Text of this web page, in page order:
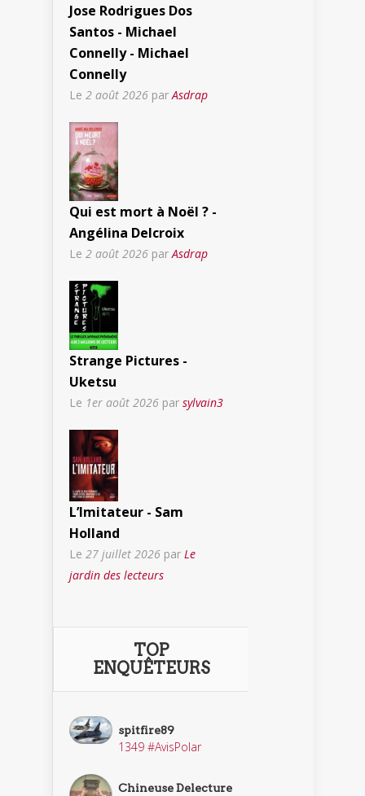
Jose Rodrigues Dos
Santos - Michael
Connelly - Michael
Connelly
Le 2 août 2026 parAsdrap
Qui est mort à Noël ? -
Angélina Delcroix
Le 2 août 2026 parAsdrap
Strange Pictures -
Uketsu
Le 1er août 2026 par sylvain3
L’Imitateur - Sam
Holland
Le 27 juillet 2026 par Le
jardin des lecteurs
TOP
ENQUÊTEURS
spitfire89
1349 #AvisPolar
Chineuse Delecture